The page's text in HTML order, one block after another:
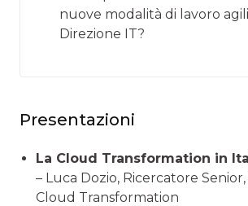
nuove modalità di lavoro
Direzione IT?
Presentazioni
La Cloud Transformation in
– Luca Dozio, Ricercatore
Cloud Transformation